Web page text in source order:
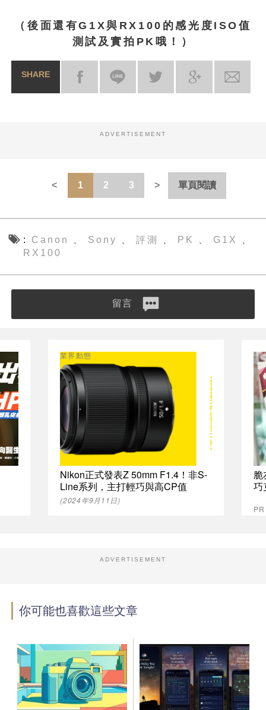
（後面還有G1X與RX100的感光度ISO值
測試及實拍PK哦！）
SHARE
ADVERTISEMENT
1 2 3 單頁閱讀
Canon Sony 評測 PK G1X
RX100
留言
Nikon正式發表Z 50mm F1.4！非S-
Line系列，主打輕巧與高CP值
業界動態
(2024年9月11日)
脆
巧
ADVERTISEMENT
你可能也喜歡這些文章